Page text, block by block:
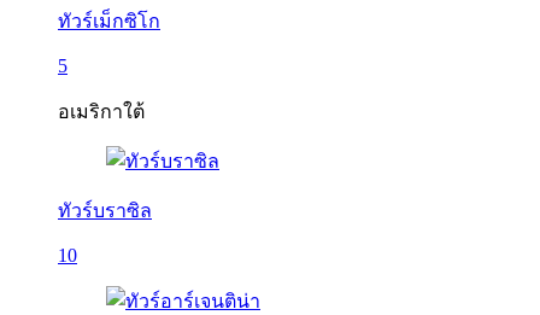
ทัวร์เม็กซิโก
5
อเมริกาใต้
ทัวร์บราซิล
10